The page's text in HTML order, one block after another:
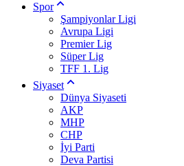
Spor
Şampiyonlar Ligi
Avrupa Ligi
Premier Lig
Süper Lig
TFF 1. Lig
Siyaset
Dünya Siyaseti
AKP
MHP
CHP
İyi Parti
Deva Partisi